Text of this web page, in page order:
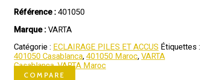
Référence : 401050
Marque : VARTA
Catégorie : ECLAIRAGE PILES ET ACCUS Étiquettes :
401050 Casablanca, 401050 Maroc, VARTA
Casablanca,VARTA Maroc
COMPARE